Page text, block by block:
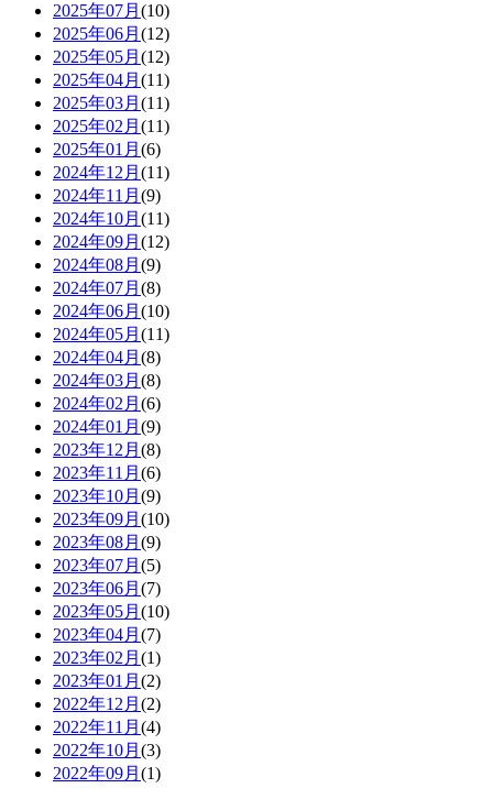
2025年07月 (10)
2025年06月 (12)
2025年05月 (12)
2025年04月 (11)
2025年03月 (11)
2025年02月 (11)
2025年01月 (6)
2024年12月 (11)
2024年11月 (9)
2024年10月 (11)
2024年09月 (12)
2024年08月 (9)
2024年07月 (8)
2024年06月 (10)
2024年05月 (11)
2024年04月 (8)
2024年03月 (8)
2024年02月 (6)
2024年01月 (9)
2023年12月 (8)
2023年11月 (6)
2023年10月 (9)
2023年09月 (10)
2023年08月 (9)
2023年07月 (5)
2023年06月 (7)
2023年05月 (10)
2023年04月 (7)
2023年02月 (1)
2023年01月 (2)
2022年12月 (2)
2022年11月 (4)
2022年10月 (3)
2022年09月 (1)